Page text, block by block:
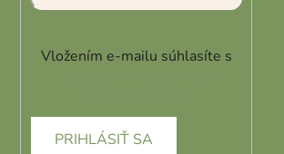
Vložením e-mailu súhlasíte s
PRIHLÁSIŤ SA